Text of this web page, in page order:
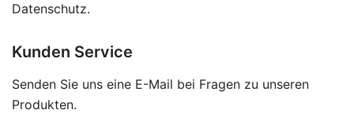
Datenschutz.
Kunden Service
Senden Sie uns eine E-Mail bei Fragen zu unseren
Produkten.